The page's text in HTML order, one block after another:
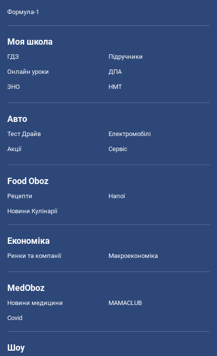
Формула-1
Моя школа
ГДЗ Підручники
Онлайн уроки ДПА
ЗНО НМТ
Авто
Тест Драйв Електромобілі
Акції Сервіс
Food Oboz
Рецепти Напої
Новини Кулінарії
Економіка
Ринки та компанії Макроекономіка
MedOboz
Новини медицини MAMACLUB
Covid
Шоу